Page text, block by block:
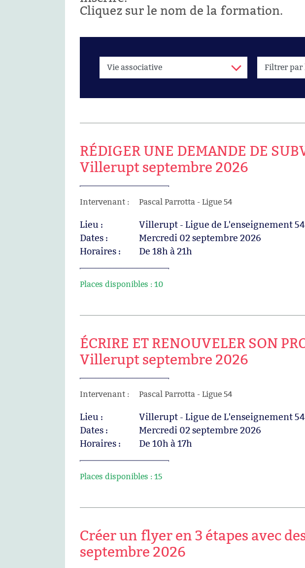
Cliquez sur le nom de la formation.
RÉDIGER UNE DEMANDE DE
Villerupt septembre 2026
Intervenant : Pascal Parrotta - Ligue 54
Lieu :
Villerupt - Ligue de L'enseignement 54
Dates :
Mercredi 02 septembre 2026
Horaires :
De 18h à 21h
Places disponibles : 10
ÉCRIRE ET RENOUVELER SON
Villerupt septembre 2026
Intervenant : Pascal Parrotta - Ligue 54
Lieu :
Villerupt - Ligue de L'enseignement 54
Dates :
Mercredi 02 septembre 2026
Horaires :
De 10h à 17h
Places disponibles : 15
Créer un flyer en 3 étapes avec
septembre 2026